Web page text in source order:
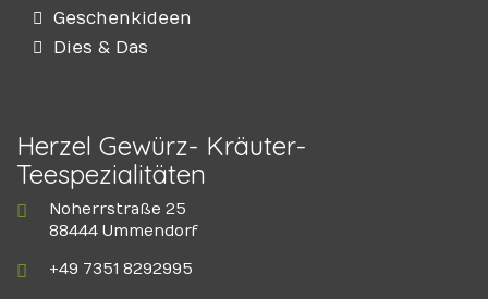
Geschenkideen
Dies & Das
Herzel Gewürz- Kräuter-
Teespezialitäten
Noherrstraße 25
88444 Ummendorf
+49 7351 8292995